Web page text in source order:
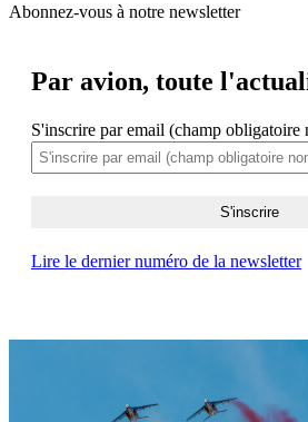
Abonnez-vous à notre newsletter
Par avion, toute
S'inscrire par email (champ obligatoire
Lire le dernier numéro de la newsletter